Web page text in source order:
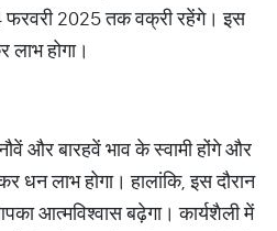
2025 तक वक्री रहेंगे। इस
लाभ होगा।
और बारहवें भाव के स्वामी होंगे और
धन लाभ होगा। हालांकि, इस दौरान
आत्मविश्वास बढ़ेगा। कार्यशैली में